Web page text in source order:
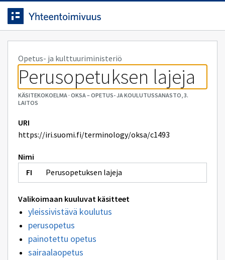
Siirrytty
sivulle
Siirry suoraan sisältöön.
Opetus- ja kulttuuriministeriö
Perusopetuksen lajeja
KÄSITEKOKOELMA· OKSA – OPETUS- JA KOULUTUSSANASTO, 3.
LAITOS
URI
https://iri.suomi.fi/terminology/oksa/c1493
Nimi
Perusopetuksen lajeja
Valikoimaan kuuluvat käsitteet
yleissivistävä koulutus
perusopetus
painotettu opetus
sairaalaopetus